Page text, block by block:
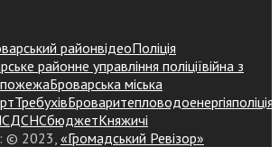
районвідеоПоліція
районне управління поліціївійна з
пожежаБроварська міська
ТребухівБроваритепловодоенергіяполіція
ДСНСбюджетКняжичі
© 2023, «Громадський Ревізор»